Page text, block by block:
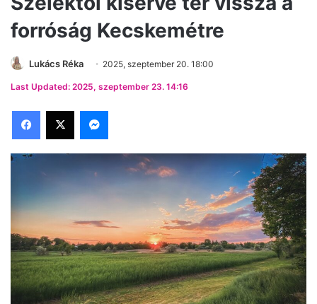
forróság Kecskemétre
Lukács Réka 2025, szeptember 20. 18:00
Last Updated: 2025, szeptember 23. 14:16
Facebook
X Messenger